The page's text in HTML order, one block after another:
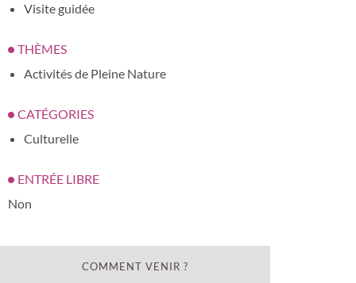
Visite guidée
THÈMES
Activités de Pleine Nature
CATÉGORIES
Culturelle
ENTRÉE LIBRE
Non
COMMENT VENIR ?